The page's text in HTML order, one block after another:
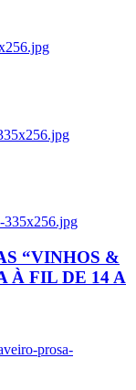
335x256.jpg
“VINHOS &
À FIL DE 14 A
prosa-